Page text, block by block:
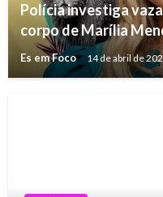
Polícia investiga
corpo de Marília
Es em Foco 14 de abril de